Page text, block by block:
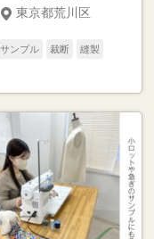
東京都荒川区
サンプル 裁断 縫製